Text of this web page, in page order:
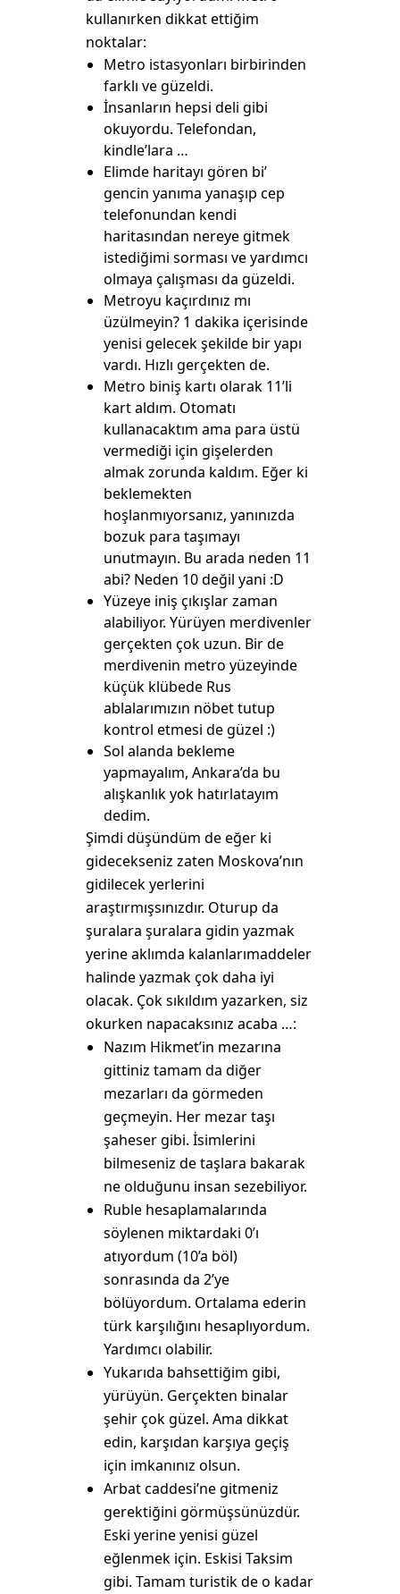
kullanırken dikkat ettiğim
noktalar:
Metro istasyonları birbirinden
farklı ve güzeldi.
İnsanların hepsi deli gibi
okuyordu. Telefondan,
kindle’lara …
Elimde haritayı gören bi’
gencin yanıma yanaşıp cep
telefonundan kendi
haritasından nereye gitmek
istediğimi sorması ve yardımcı
olmaya çalışması da güzeldi.
Metroyu kaçırdınız mı
üzülmeyin? 1 dakika içerisinde
yenisi gelecek şekilde bir yapı
vardı. Hızlı gerçekten de.
Metro biniş kartı olarak 11’li
kart aldım. Otomatı
kullanacaktım ama para üstü
vermediği için gişelerden
almak zorunda kaldım. Eğer ki
beklemekten
hoşlanmıyorsanız, yanınızda
bozuk para taşımayı
unutmayın. Bu arada neden 11
abi? Neden 10 değil yani :D
Yüzeye iniş çıkışlar zaman
alabiliyor. Yürüyen merdivenler
gerçekten çok uzun. Bir de
merdivenin metro yüzeyinde
küçük klübede Rus
ablalarımızın nöbet tutup
kontrol etmesi de güzel :)
Sol alanda bekleme
yapmayalım, Ankara’da bu
alışkanlık yok hatırlatayım
dedim.
Şimdi düşündüm de eğer ki
gidecekseniz zaten Moskova’nın
gidilecek yerlerini
araştırmışsınızdır. Oturup da
şuralara şuralara gidin yazmak
yerine aklımda kalanlarımaddeler
halinde yazmak çok daha iyi
olacak. Çok sıkıldım yazarken, siz
okurken napacaksınız acaba …:
Nazım Hikmet’in mezarına
gittiniz tamam da diğer
mezarları da görmeden
geçmeyin. Her mezar taşı
şaheser gibi. İsimlerini
bilmeseniz de taşlara bakarak
ne olduğunu insan sezebiliyor.
Ruble hesaplamalarında
söylenen miktardaki 0’ı
atıyordum (10’a böl)
sonrasında da 2’ye
bölüyordum. Ortalama ederin
türk karşılığını hesaplıyordum.
Yardımcı olabilir.
Yukarıda bahsettiğim gibi,
yürüyün. Gerçekten binalar
şehir çok güzel. Ama dikkat
edin, karşıdan karşıya geçiş
için imkanınız olsun.
Arbat caddesi’ne gitmeniz
gerektiğini görmüşsünüzdür.
Eski yerine yenisi güzel
eğlenmek için. Eskisi Taksim
gibi. Tamam turistik de o kadar